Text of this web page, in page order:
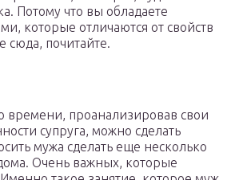
Потому что вы обладаете
которые отличаются от свойств
сюда, почитайте.
времени, проанализировав свои
супруга, можно сделать
мужа сделать еще несколько
Очень важных, которые